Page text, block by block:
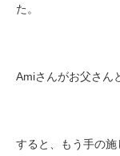
た。
Amiさんがお父さん
すると、もう手の施